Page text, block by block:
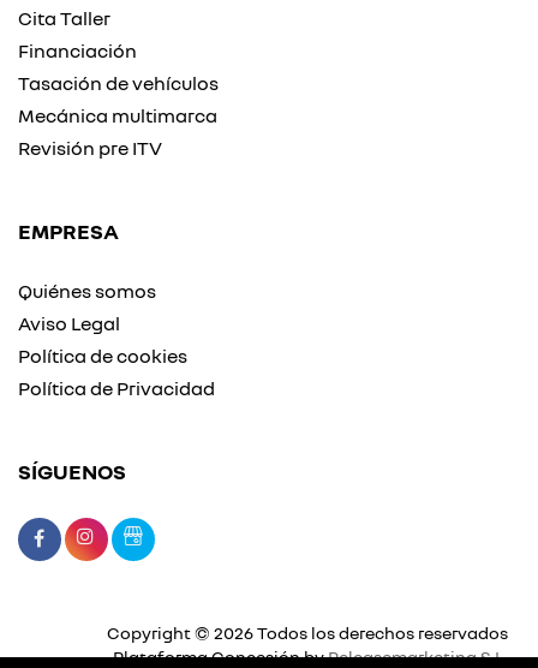
Cita Taller
Financiación
Tasación de vehículos
Mecánica multimarca
Revisión pre ITV
EMPRESA
Quiénes somos
Aviso Legal
Política de cookies
Política de Privacidad
SÍGUENOS
Copyright © 2026 Todos los derechos reservados
Plataforma Concesión byReleasemarketing S.L.